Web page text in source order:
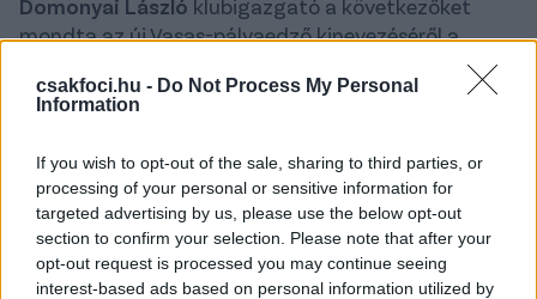
csakfoci.hu - Do Not Process My Personal
Information
If you wish to opt-out of the sale, sharing to third parties, or
processing of your personal or sensitive information for
targeted advertising by us, please use the below opt-out
section to confirm your selection. Please note that after your
opt-out request is processed you may continue seeing
interest-based ads based on personal information utilized by
Domonyai László klubigazgató a következőket
mondta az új Vasas-pályaedző kinevezéséről a
Pál Zoltán Szanyó Károly vezetőedző stábjában
éves kora óta a Vasas-család tagja, aki az elmúlt
években a Kubala Akadémián bizonyította
elhivatottságát. Örülök, hogy személyében
Sowunmi Thomashoz hasonlóan egy volt Vasas-
játékossal erősödik a szakmai stábunk.